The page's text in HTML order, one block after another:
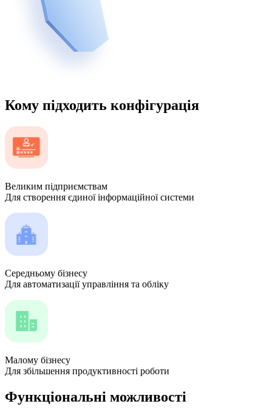
Кому підходить конфігурація
Великим підприємствам
Для створення єдиної інформаційної системи
Середньому бізнесу
Для автоматизації управління та обліку
Малому бізнесу
Для збільшення продуктивності роботи
Функціональні можливості